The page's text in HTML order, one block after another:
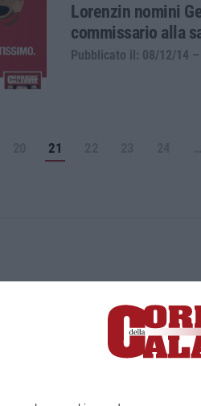
Lorenzin nomini
commissario alla
Pubblicato il: 08/12/14
21
Lamezia Terme (CZ)
- Direttore responsabile Paola